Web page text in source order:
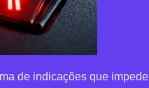
de indicações que